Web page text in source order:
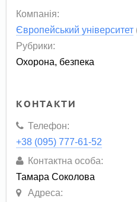
Компанія:
Європейський університет
Рубрики:
Охорона, безпека
КОНТАКТИ
Телефон:
+38 (095) 777-61-52
Контактна особа:
Тамара Соколова
Адреса: